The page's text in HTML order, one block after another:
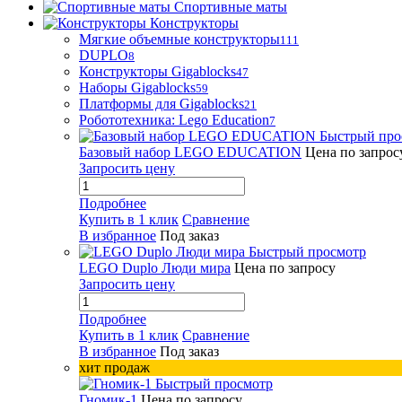
Спортивные маты
Конструкторы
Мягкие объемные конструкторы111
DUPLO8
Конструкторы Gigablocks47
Наборы Gigablocks59
Платформы для Gigablocks21
Робототехника: Lego Education7
Быстрый
Базовый набор LEGO EDUCATION Цена по
Запросить цену
Подробнее
Купить в 1 клик Сравнение
В избранное Под заказ
Быстрый просмотр
LEGO Duplo Люди мира Цена по запросу
Запросить цену
Подробнее
Купить в 1 клик Сравнение
В избранное Под заказ
хит продаж
Быстрый просмотр